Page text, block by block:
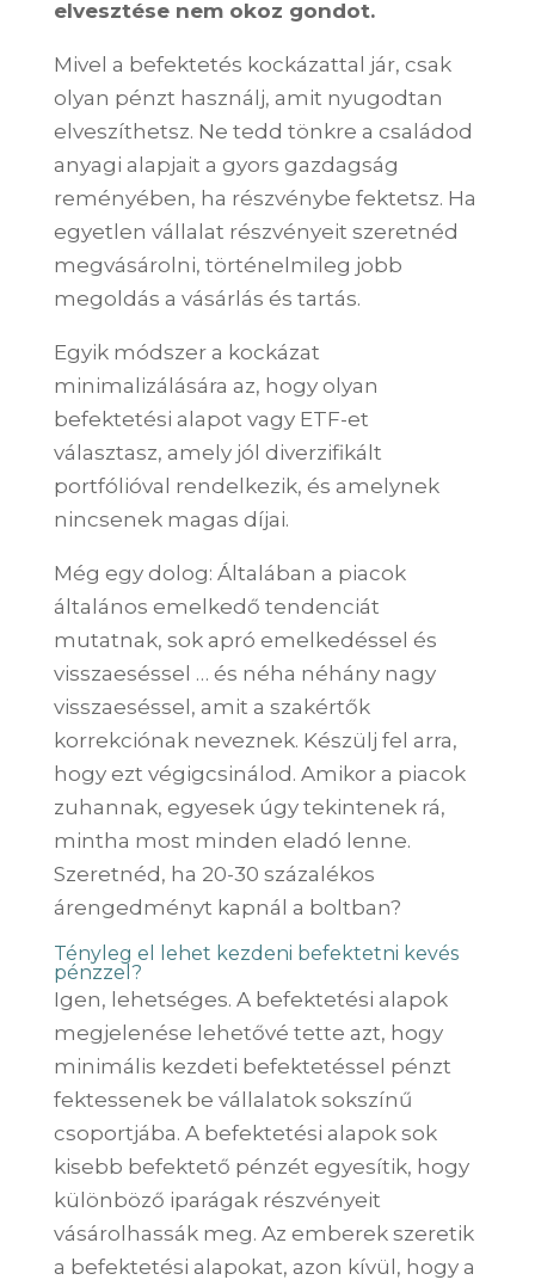
elvesztése nem okoz gondot.
Mivel a befektetés kockázattal jár, csak
olyan pénzt használj, amit nyugodtan
elveszíthetsz. Ne tedd tönkre a családod
anyagi alapjait a gyors gazdagság
reményében, ha részvénybe fektetsz. Ha
egyetlen vállalat részvényeit szeretnéd
megvásárolni, történelmileg jobb
megoldás a vásárlás és tartás.
Egyik módszer a kockázat
minimalizálására az, hogy olyan
befektetési alapot vagy ETF-et
választasz, amely jól diverzifikált
portfólióval rendelkezik, és amelynek
nincsenek magas díjai.
Még egy dolog: Általában a piacok
általános emelkedő tendenciát
mutatnak, sok apró emelkedéssel és
visszaeséssel … és néha néhány nagy
visszaeséssel, amit a szakértők
korrekciónak neveznek. Készülj fel arra,
hogy ezt végigcsinálod. Amikor a piacok
zuhannak, egyesek úgy tekintenek rá,
mintha most minden eladó lenne.
Szeretnéd, ha 20-30 százalékos
árengedményt kapnál a boltban?
Tényleg el lehet kezdeni befektetni kevés
pénzzel?
Igen, lehetséges. A befektetési alapok
megjelenése lehetővé tette azt, hogy
minimális kezdeti befektetéssel pénzt
fektessenek be vállalatok sokszínű
csoportjába. A befektetési alapok sok
kisebb befektető pénzét egyesítik, hogy
különböző iparágak részvényeit
vásárolhassák meg. Az emberek szeretik
a befektetési alapokat, azon kívül, hogy a